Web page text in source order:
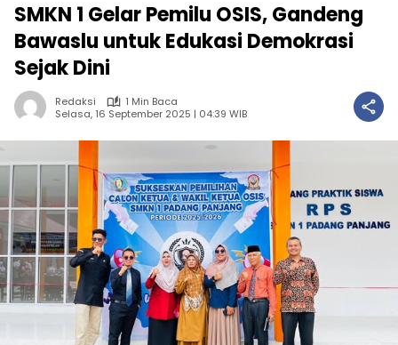
SMKN 1 Gelar Pemilu OSIS, Gandeng
Bawaslu untuk Edukasi Demokrasi
Sejak Dini
Redaksi
1 Min Baca
Selasa, 16 September 2025 | 04:39 WIB